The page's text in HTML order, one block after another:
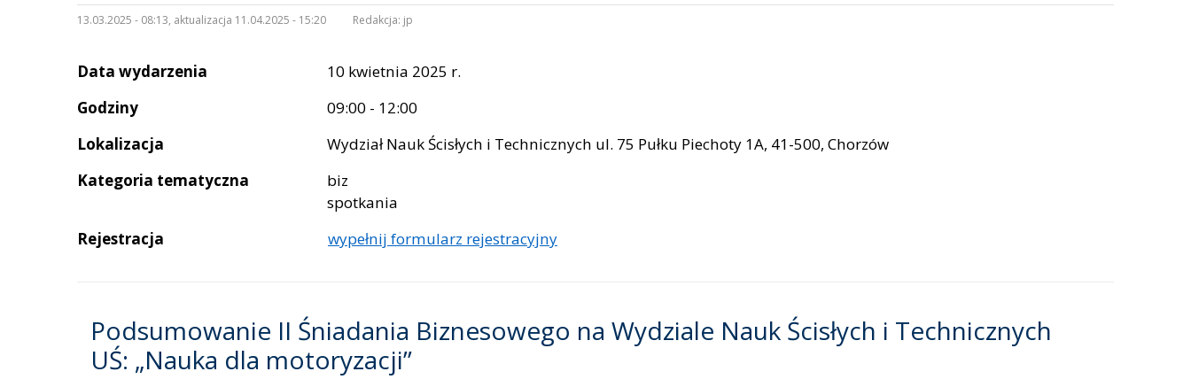
13.03.2025 - 08:13, aktualizacja 11.04.2025 - 15:20 Redakcja: jp
Data wydarzenia
10 kwietnia 2025 r.
Godziny
09:00 - 12:00
Lokalizacja
Wydział Nauk Ścisłych i Technicznych ul. 75 Pułku Piechoty 1A, 41-500, Chorzów
Kategoria tematyczna
biz
spotkania
Rejestracja
wypełnij formularz rejestracyjny
Podsumowanie II Śniadania Biznesowego na Wydziale Nauk Ścisłych i Technicznych
UŚ: „Nauka dla motoryzacji”